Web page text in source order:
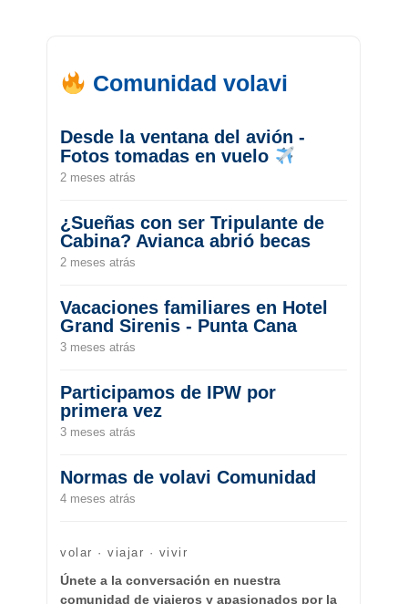
Comunidad volavi
Desde la ventana del avión -
Fotos tomadas en vuelo
2 meses atrás
¿Sueñas con ser Tripulante de
Cabina? Avianca abrió becas
2 meses atrás
Vacaciones familiares en Hotel
Grand Sirenis - Punta Cana
3 meses atrás
Participamos de IPW por
primera vez
3 meses atrás
Normas de volavi Comunidad
4 meses atrás
volar · viajar · vivir
Únete a la conversación en nuestra
comunidad de viajeros y apasionados por la